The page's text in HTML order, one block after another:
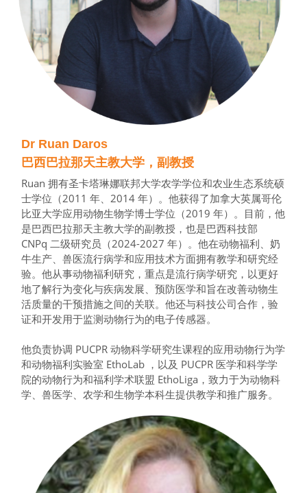
Dr Ruan Daros
巴西巴拉那天主教大学，副教授
Ruan 拥有圣卡塔琳娜联邦大学农学学位和农业生态系统硕
士学位（2011 年、2014 年）。他获得了加拿大英属哥伦
比亚大学应用动物生物学博士学位（2019 年）。目前，他
是巴西巴拉那天主教大学的副教授，也是巴西科技部
CNPq 二级研究员（2024-2027 年）。他在动物福利、奶
牛生产、兽医流行病学和应用技术方面拥有教学和研究经
验。他从事动物福利研究，重点是流行病学研究，以更好
地了解行为变化与疾病发展、预防医学和旨在改善动物生
活质量的干预措施之间的关联。他还与科技公司合作，验
证和开发用于监测动物行为的电子传感器。
他负责协调 PUCPR 动物科学研究生课程的应用动物行为学
和动物福利实验室 EthoLab ，以及 PUCPR 医学和科学学
院的动物行为和福利学术联盟 EthoLiga，致力于为动物科
学、兽医学、农学和生物学本科生提供教学和推广服务。